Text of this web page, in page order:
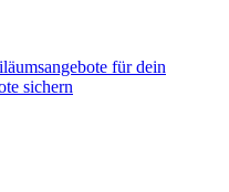
für dein
sichern